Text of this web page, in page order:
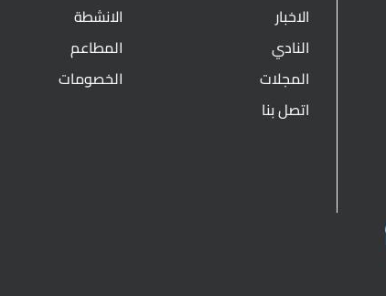
الاخبار
النادي
المجلات
اتصل بنا
الانشطة
المطاعم
الخصومات